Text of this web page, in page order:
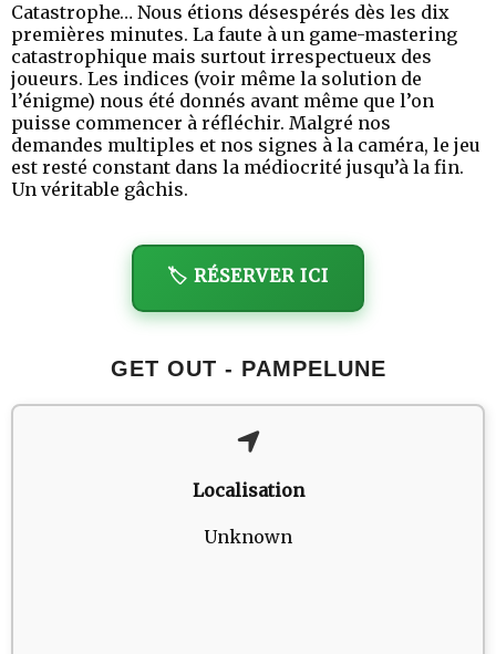
Catastrophe… Nous étions désespérés dès les dix
premières minutes. La faute à un game-mastering
catastrophique mais surtout irrespectueux des
joueurs. Les indices (voir même la solution de
l’énigme) nous été donnés avant même que l’on
puisse commencer à réfléchir. Malgré nos
demandes multiples et nos signes à la caméra, le jeu
est resté constant dans la médiocrité jusqu’à la fin.
Un véritable gâchis.
🏷️ RÉSERVER ICI
GET OUT - PAMPELUNE
Localisation
Unknown